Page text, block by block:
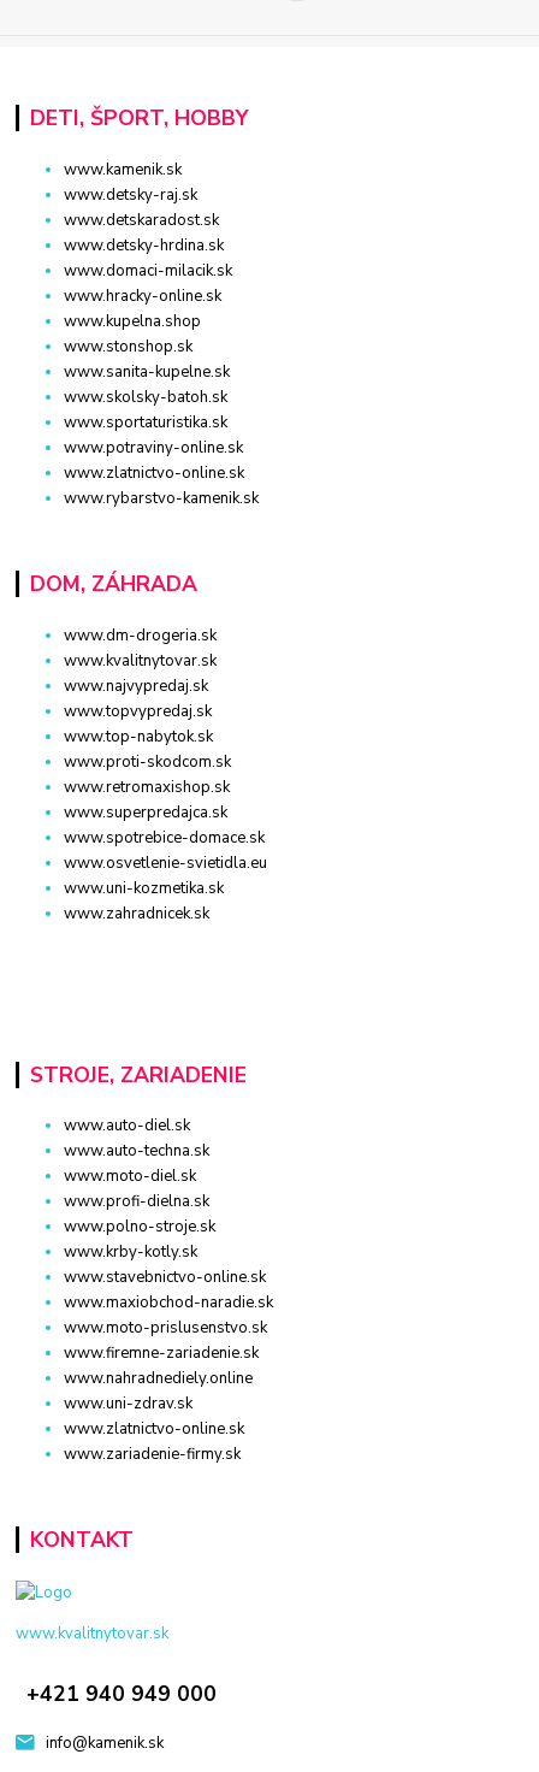
DETI, ŠPORT, HOBBY
www.kamenik.sk
www.detsky-raj.sk
www.detskaradost.sk
www.detsky-hrdina.sk
www.domaci-milacik.sk
www.hracky-online.sk
www.kupelna.shop
www.stonshop.sk
www.sanita-kupelne.sk
www.skolsky-batoh.sk
www.sportaturistika.sk
www.potraviny-online.sk
www.zlatnictvo-online.sk
www.rybarstvo-kamenik.sk
DOM, ZÁHRADA
www.dm-drogeria.sk
www.kvalitnytovar.sk
www.najvypredaj.sk
www.topvypredaj.sk
www.top-nabytok.sk
www.proti-skodcom.sk
www.retromaxishop.sk
www.superpredajca.sk
www.spotrebice-domace.sk
www.osvetlenie-svietidla.eu
www.uni-kozmetika.sk
www.zahradnicek.sk
STROJE, ZARIADENIE
www.auto-diel.sk
www.auto-techna.sk
www.moto-diel.sk
www.profi-dielna.sk
www.polno-stroje.sk
www.krby-kotly.sk
www.stavebnictvo-online.sk
www.maxiobchod-naradie.sk
www.moto-prislusenstvo.sk
www.firemne-zariadenie.sk
www.nahradnediely.online
www.uni-zdrav.sk
www.zlatnictvo-online.sk
www.zariadenie-firmy.sk
KONTAKT
www.kvalitnytovar.sk
+421 940 949 000
info@kamenik.sk